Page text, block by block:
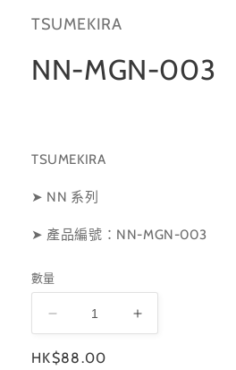
案
TSUMEKIRA
NN-MGN-003
TSUMEKIRA
➤ NN 系列
➤ 產品編號：NN-MGN-003
數量
MGN-
003
NN-
MGN-
定
HK$88.00